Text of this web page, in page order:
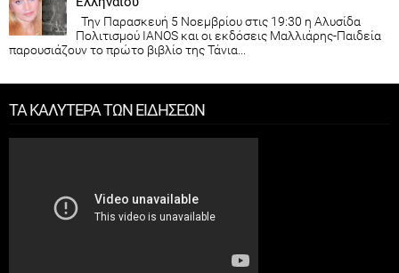
Την Παρασκευή 5 Νοεμβρίου στις 19:30 η Αλυσίδα
Πολιτισμού IANOS και οι εκδόσεις Μαλλιάρης-Παιδεία
παρουσιάζουν το πρώτο βιβλίο της Τάνια...
ΤΑ ΚΑΛΥΤΕΡΑ ΤΩΝ ΕΙΔΗΣΕΩΝ